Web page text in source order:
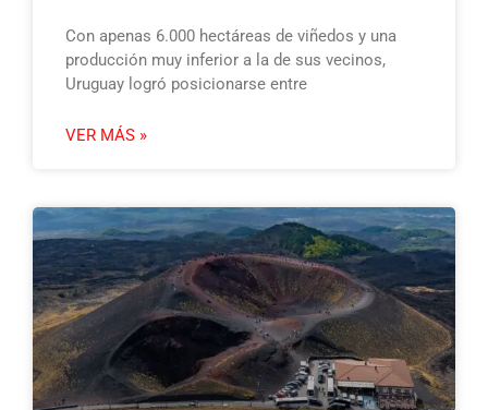
Con apenas 6.000 hectáreas de viñedos y una
producción muy inferior a la de sus vecinos,
Uruguay logró posicionarse entre
VER MÁS »